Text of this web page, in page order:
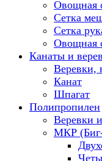
Овощная
Сетка
Сетка
Овощная
Канаты и
Веревки,
Канат
Шпагат
Полипропилен
Веревки
МКР